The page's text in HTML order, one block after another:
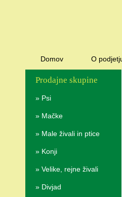
Domov O
Prodajne skupine
» Psi
» Mačke
» Male živali in ptice
» Konji
» Velike, rejne živali
» Divjad